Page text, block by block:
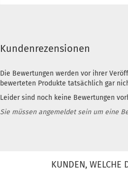
Kundenrezensionen
Die Bewertungen werden vor ihrer
bewerteten Produkte tatsächlich gar
Leider sind noch keine Bewertungen
Sie müssen angemeldet sein um eine
KUNDEN, WELCHE